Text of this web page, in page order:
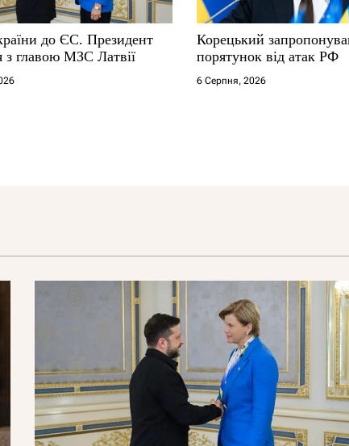
до ЄС. Президент
з главою МЗС Латвії
Корецький
порятунок від атак РФ
6 Серпня, 2026